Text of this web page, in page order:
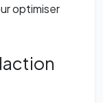
optimiser